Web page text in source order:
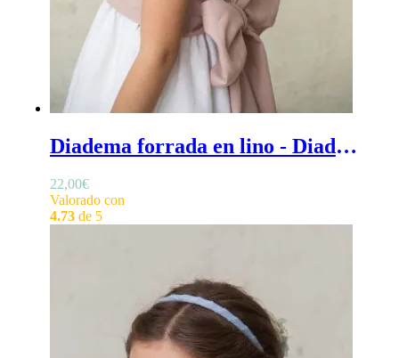
Diadema forrada en lino - Diadema ancha de ceremonia para niña forrada en lino
22,00€
Valorado con
4.73de 5